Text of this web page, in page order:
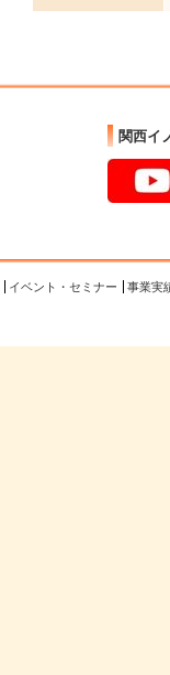
関西イ
イベント・セミナー 事業実